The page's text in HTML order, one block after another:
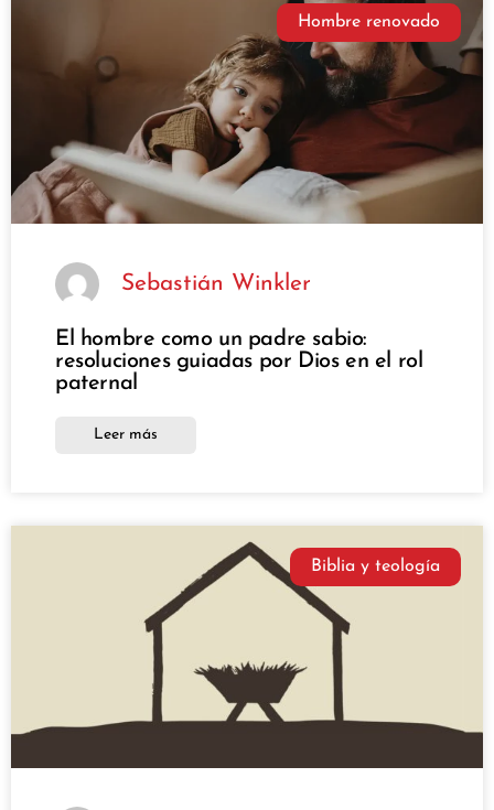
Hombre renovado
Sebastián Winkler
El hombre como un padre sabio:
resoluciones guiadas por Dios en el rol
paternal
Leer más
Biblia y teología